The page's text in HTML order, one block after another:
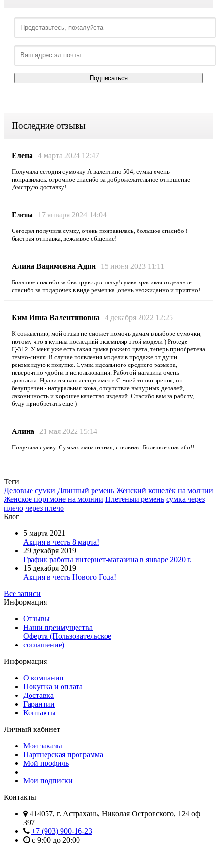
Последние отзывы
Елена 4 марта 2024 12:47
Получила сегодня сумочку А-валентино 504, сумка очень
понравилась, огромное спасибо за доброжелательное отношение
,быструю доставку!
Елена 17 января 2024 14:04
Сегодня получила сумку, очень понравилась, большое спасибо !
быстрая отправка, вежливое общение!
Алина Вадимовна Адян 15 июня 2023 11:11
Большое спасибо за быструю доставку!сумка красивая.отдельное
спасибо за подарочек в виде ремешка ,очень неожиданно и приятно!
Ким Инна Валентиновна 4 декабря 2022 12:25
К сожалению, мой отзыв не сможет помочь дамам в выборе сумочки,
потому что я купила последний экземпляр этой модели ) Protege
Ц-312. У меня уже есть такая сумка рыжего цвета, теперь приобретена
темно-синяя. В случае появления модели в продаже от души
рекомендую к покупке. Сумка идеального среднего размера,
невероятно удобна в использовании. Работой магазина очень
довольна. Нравится ваш ассортимент. С моей точки зрения, он
безупречен - натуральная кожа, отсутствие вычурных деталей,
лаконичность и хорошее качество изделий. Спасибо вам за работу,
буду приобретать еще )
Алина 21 мая 2022 15:14
Получила сумку. Сумка симпатичная, стильная. Большое спасибо!!
Теги
Деловые сумки Длинный ремень Женский кошелёк на молнии
Женское портмоне на молнии Плетёный ремень сумка через
плечо через плечо
Блог
5 марта 2021
Акция в честь 8 марта!
29 декабря 2019
График работы интернет-магазина в январе 2020 г.
15 декабря 2019
Акция в честь Нового Года!
Все записи
Информация
Отзывы
Наши преимущества
Оферта (Пользовательское
соглашение)
Информация
О компании
Покупка и оплата
Доставка
Гарантии
Контакты
Личный кабинет
Мои заказы
Партнерская программа
Мой профиль
Мои подписки
Контакты
414057, г. Астрахань, Николая Островского, 124 оф.
397
+7 (903) 900-16-23
с 9:00 до 20:00